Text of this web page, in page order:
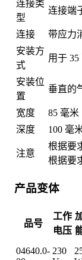
连接类
型
连接端
连接
带应力
安装方
式
用于
安装位
置
垂直的
宽度
85 毫米
深度
100 毫
注意
根据要
根据要
产品变体
品号
工作
电压
04640.0- 230